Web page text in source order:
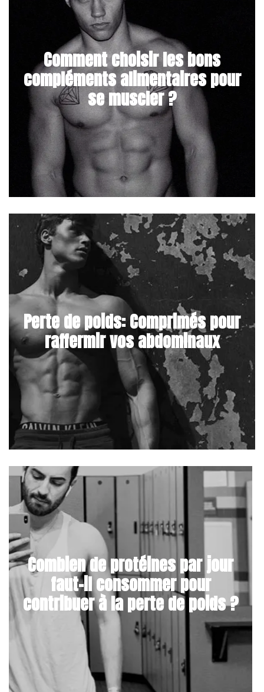
Comment choisir les bons
compléments alimentaires pour
se muscler ?
Perte de poids: Comprimés pour
raffermir vos abdominaux
Combien de protéines par jour
faut-il consommer pour
contribuer à la perte de poids ?